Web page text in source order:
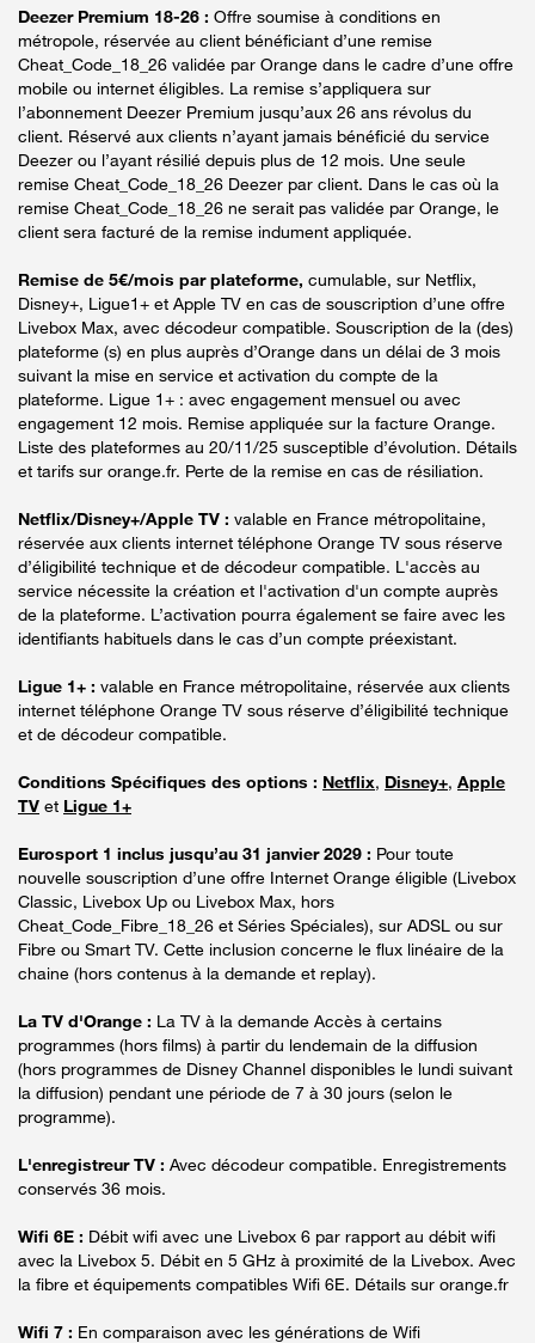
Deezer Premium 18-26 : Offre soumise à conditions en
métropole, réservée au client bénéficiant d’une remise
Cheat_Code_18_26 validée par Orange dans le cadre d’une offre
mobile ou internet éligibles. La remise s’appliquera sur
l’abonnement Deezer Premium jusqu’aux 26 ans révolus du
client. Réservé aux clients n’ayant jamais bénéficié du service
Deezer ou l’ayant résilié depuis plus de 12 mois. Une seule
remise Cheat_Code_18_26 Deezer par client. Dans le cas où la
remise Cheat_Code_18_26 ne serait pas validée par Orange, le
client sera facturé de la remise indument appliquée.
Remise de 5€/mois par plateforme, cumulable, sur Netflix,
Disney+, Ligue1+ et Apple TV en cas de souscription d’une offre
Livebox Max, avec décodeur compatible. Souscription de la (des)
plateforme (s) en plus auprès d’Orange dans un délai de 3 mois
suivant la mise en service et activation du compte de la
plateforme. Ligue 1+ : avec engagement mensuel ou avec
engagement 12 mois. Remise appliquée sur la facture Orange.
Liste des plateformes au 20/11/25 susceptible d’évolution. Détails
et tarifs sur orange.fr. Perte de la remise en cas de résiliation.
Netflix/Disney+/Apple TV : valable en France métropolitaine,
réservée aux clients internet téléphone Orange TV sous réserve
d’éligibilité technique et de décodeur compatible. L'accès au
service nécessite la création et l'activation d'un compte auprès
de la plateforme. L’activation pourra également se faire avec les
identifiants habituels dans le cas d’un compte préexistant.
Ligue 1+ : valable en France métropolitaine, réservée aux clients
internet téléphone Orange TV sous réserve d’éligibilité technique
et de décodeur compatible.
Conditions Spécifiques des options : Netflix, Disney+, Apple
TV et Ligue 1+
Eurosport 1 inclus jusqu’au 31 janvier 2029 : Pour toute
nouvelle souscription d’une offre Internet Orange éligible (Livebox
Classic, Livebox Up ou Livebox Max, hors
Cheat_Code_Fibre_18_26 et Séries Spéciales), sur ADSL ou sur
Fibre ou Smart TV. Cette inclusion concerne le flux linéaire de la
chaine (hors contenus à la demande et replay).
La TV d'Orange : La TV à la demande Accès à certains
programmes (hors films) à partir du lendemain de la diffusion
(hors programmes de Disney Channel disponibles le lundi suivant
la diffusion) pendant une période de 7 à 30 jours (selon le
programme).
L'enregistreur TV : Avec décodeur compatible. Enregistrements
conservés 36 mois.
Wifi 6E : Débit wifi avec une Livebox 6 par rapport au débit wifi
avec la Livebox 5. Débit en 5 GHz à proximité de la Livebox. Avec
la fibre et équipements compatibles Wifi 6E. Détails sur orange.fr
Wifi 7 : En comparaison avec les générations de Wifi